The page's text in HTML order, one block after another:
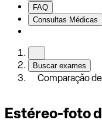
FAQ
Consultas Médicas
Buscar exames
Comparação
Estéreo-foto